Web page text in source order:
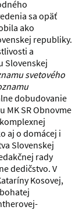
sa opäť
ako
republiky.
a
Slovenskej
svetového
dobudovanie
MK SR Obnovme
aj o domácej i
Slovenskej
rady
dedičstvo. V
Kosovej,